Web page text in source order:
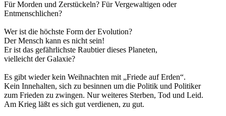
Für Morden und Zerstückeln? Für Vergewaltigen oder
Entmenschlichen?
Wer ist die höchste Form der Evolution?
Der Mensch kann es nicht sein!
Er ist das gefährlichste Raubtier dieses Planeten,
vielleicht der Galaxie?
Es gibt wieder kein Weihnachten mit „Friede auf Erden“.
Kein Innehalten, sich zu besinnen um die Politik und Politiker
zum Frieden zu zwingen. Nur weiteres Sterben, Tod und Leid.
Am Krieg läßt es sich gut verdienen, zu gut.